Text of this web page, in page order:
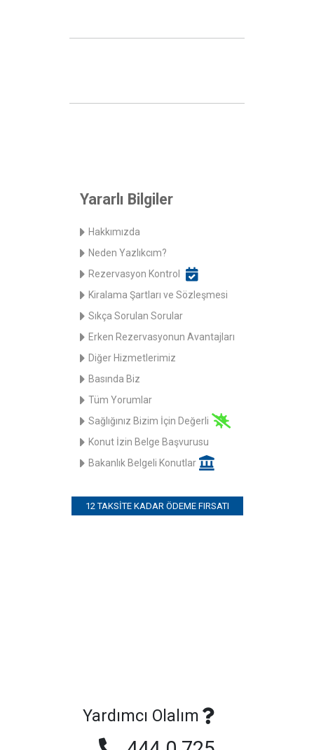
Yararlı Bilgiler
Hakkımızda
Neden Yazlıkcım?
Rezervasyon Kontrol
Kiralama Şartları ve Sözleşmesi
Sıkça Sorulan Sorular
Erken Rezervasyonun Avantajları
Diğer Hizmetlerimiz
Basında Biz
Tüm Yorumlar
Sağlığınız Bizim İçin Değerli
Konut İzin Belge Başvurusu
Bakanlık Belgeli Konutlar
12 TAKSITE KADAR ÖDEME FIRSATI
Yardımcı Olalım